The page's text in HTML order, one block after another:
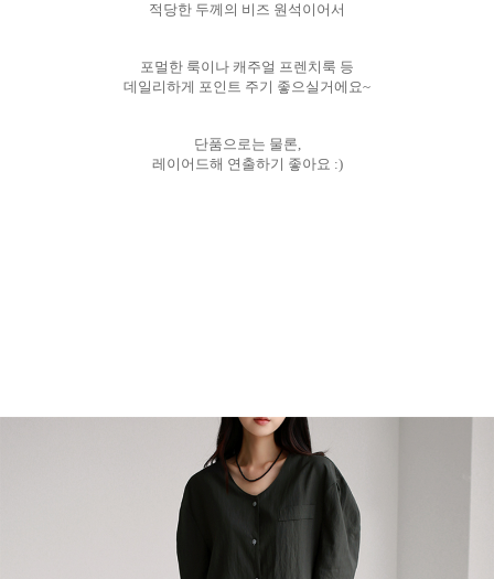
적당한 두께의 비즈 원석이어서
포멀한 룩이나 캐주얼 프렌치룩 등
데일리하게 포인트 주기 좋으실거에요~
단품으로는 물론,
레이어드해 연출하기 좋아요 :)